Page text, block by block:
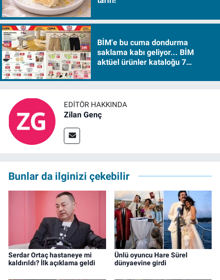
BİM'e bu cuma dondurma
saklama kabı geliyor... BİM
aktüel ürünler kataloğu 7
EDITÖR HAKKINDA
Zilan Genç
Bunlar da ilginizi çekebilir
Serdar Ortaç hastaneye mi
kaldırıldı? İlk açıklama geldi
Ünlü oyuncu Hare Sürel
dünyaevine girdi